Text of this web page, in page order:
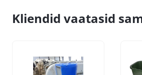
Kliendid vaatasid